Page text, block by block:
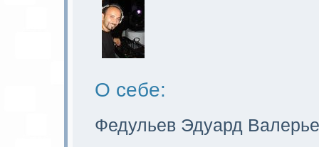
О себе:
Федульев Эдуард